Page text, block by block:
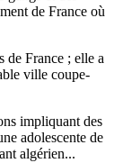
de France où
de France ; elle a
ville coupe-
impliquant des
adolescente de
algérien...